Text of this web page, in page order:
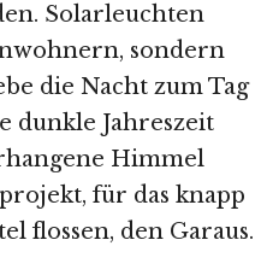
Solarleuchten
sondern
die Nacht zum Tag
dunkle Jahreszeit
Himmel
für das knapp
flossen, den Garaus.